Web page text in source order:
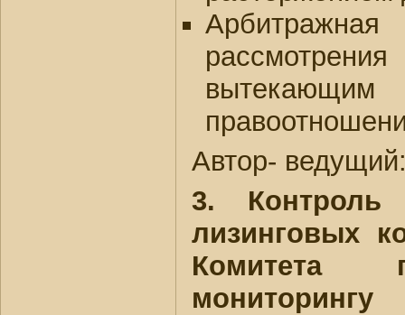
Автор-
3.
лизинговых
Комитета
мониторингу